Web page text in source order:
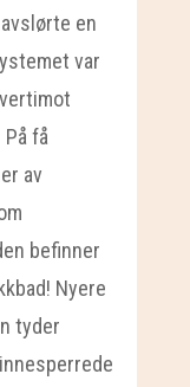
en
var
få
av
befinner
Nyere
tyder